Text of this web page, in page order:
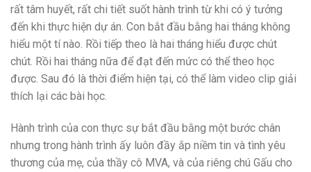
rất tâm huyết, rất chi tiết suốt hành trình từ khi có ý tưởng
đến khi thực hiện dự án. Con bắt đầu bằng hai tháng không
hiểu một tí nào. Rồi tiếp theo là hai tháng hiểu được chút
chút. Rồi hai tháng nữa để đạt đến mức có thể theo học
được. Sau đó là thời điểm hiện tại, có thể làm video clip giải
thích lại các bài học.
Hành trình của con thực sự bắt đầu bằng một bước chân
nhưng trong hành trình ấy luôn đầy ắp niềm tin và tình yêu
thương của mẹ, của thầy cô MVA, và của riêng chú Gấu cho